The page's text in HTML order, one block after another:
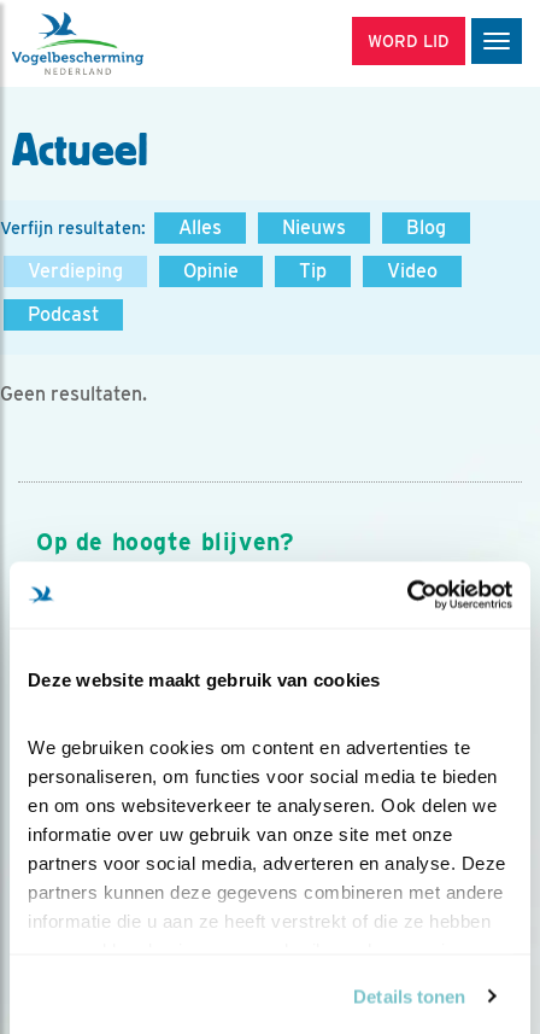
Deze website maakt gebruik van cookies
We gebruiken cookies om content en advertenties te
personaliseren, om functies voor social media te bieden
en om ons websiteverkeer te analyseren. Ook delen we
informatie over uw gebruik van onze site met onze
partners voor social media, adverteren en analyse. Deze
partners kunnen deze gegevens combineren met andere
informatie die u aan ze heeft verstrekt of die ze hebben
Details tonen
WORD LID
Actueel
Verfijn resultaten: Alles Nieuws
Blog
Verdieping
Opinie Tip
Video
Podcast
Geen resultaten.
Op de hoogte blijven?
Meld je aan en ontvang nieuws, inspiratie, acties en tips
over vogels en activiteiten van Vogelbescherming.